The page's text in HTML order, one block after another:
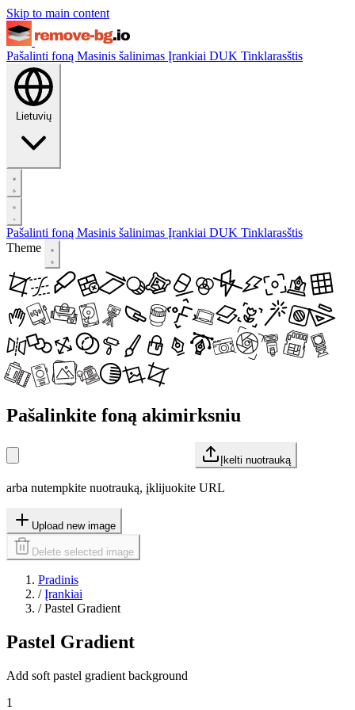
Skip to main content
Pašalinti foną Masinis šalinimas Įrankiai DUK Tinklarasštis
Lietuvių
Pašalinti foną Masinis šalinimas Įrankiai DUK Tinklarasštis
Theme
Pašalinkite foną akimirksniu
Įkelti nuotrauką
arba nutempkite nuotrauką, įklijuokite URL
Upload new image
Delete selected image
Pradinis
/ Įrankiai
/ Pastel Gradient
Pastel Gradient
Add soft pastel gradient background
1